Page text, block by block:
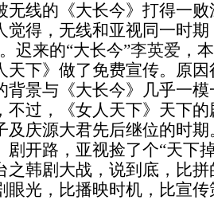
无线的《大长今》打得一败
，无线和亚视同一时期
迟来的“大长今”李英爱 ，
天下》做了免费宣传。原
背景与《大长今》几乎一
不过，《女人天下》天下
及庆源大君先后继位的时
剧开路，亚视捡了个“天下
剧大战，说到底，比拼
眼光，比播映时机，比宣